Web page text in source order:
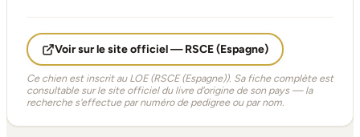
Voir sur le site officiel — RSCE (Espagne)
Ce chien est inscrit au LOE (RSCE (Espagne)). Sa fiche complète est
consultable sur le site officiel du livre d'origine de son pays — la
recherche s'effectue par numéro de pedigree ou par nom.